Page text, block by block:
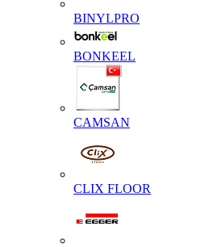
BINYLPRO
BONKEEL
CAMSAN
CLIX FLOOR